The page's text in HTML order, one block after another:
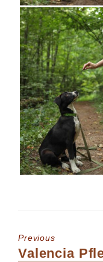
Previous
Previous
Valencia